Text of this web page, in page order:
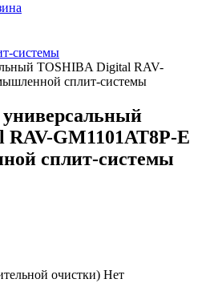
системы
TOSHIBA Digital RAV-
сплит-системы
GM1101AT8P-E
сплит-системы
очистки) Нет